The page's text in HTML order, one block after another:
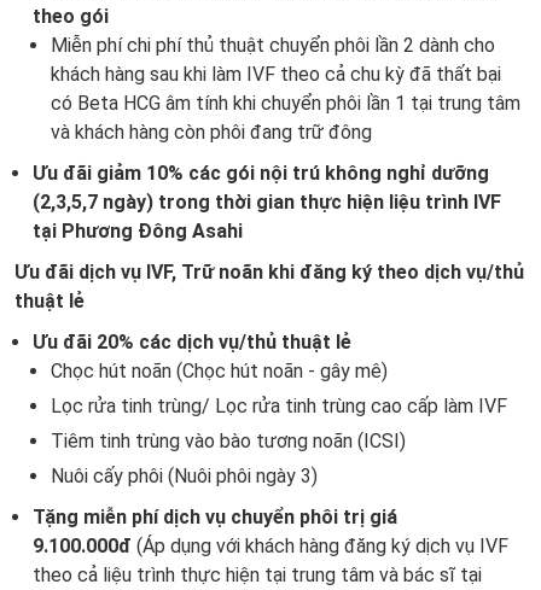
theo gói
Miễn phí chi phí thủ thuật chuyển phôi lần 2 dành cho
khách hàng sau khi làm IVF theo cả chu kỳ đã thất bại
có Beta HCG âm tính khi chuyển phôi lần 1 tại trung tâm
và khách hàng còn phôi đang trữ đông
Ưu đãi giảm 10% các gói nội trú không nghỉ dưỡng
(2,3,5,7 ngày) trong thời gian thực hiện liệu trình IVF
tại Phương Đông Asahi
Ưu đãi dịch vụ IVF, Trữ noãn khi đăng ký theo dịch vụ/thủ
thuật lẻ
Ưu đãi 20% các dịch vụ/thủ thuật lẻ
Chọc hút noãn (Chọc hút noãn - gây mê)
Lọc rửa tinh trùng/ Lọc rửa tinh trùng cao cấp làm IVF
Tiêm tinh trùng vào bào tương noãn (ICSI)
Nuôi cấy phôi (Nuôi phôi ngày 3)
Tặng miễn phí dịch vụ chuyển phôi trị giá
9.100.000đ (Áp dụng với khách hàng đăng ký dịch vụ IVF
theo cả liệu trình thực hiện tại trung tâm và bác sĩ tại